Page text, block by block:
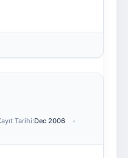
Tarihi:Dec 2006